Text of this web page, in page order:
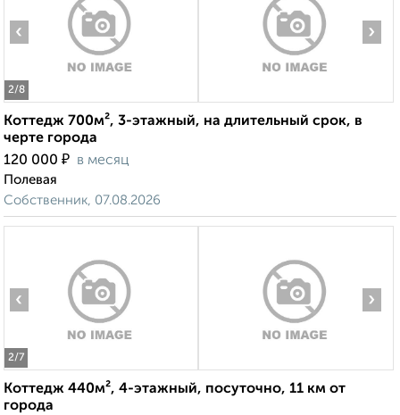
2/8
‹ ›
Коттедж 700м², 3-этажный, на длительный срок, в
черте города
120 000 ₽ в месяц
Полевая
Собственник, 07.08.2026
2/7
‹ ›
Коттедж 440м², 4-этажный, посуточно, 11 км от
города